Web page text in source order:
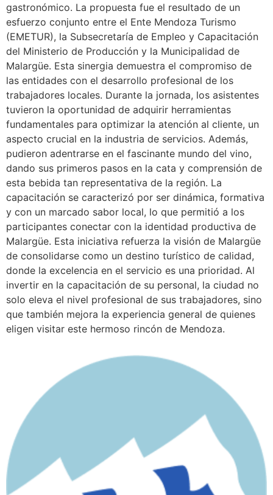
gastronómico. La propuesta fue el resultado de un
esfuerzo conjunto entre el Ente Mendoza Turismo
(EMETUR), la Subsecretaría de Empleo y Capacitación
del Ministerio de Producción y la Municipalidad de
Malargüe. Esta sinergia demuestra el compromiso de
las entidades con el desarrollo profesional de los
trabajadores locales. Durante la jornada, los asistentes
tuvieron la oportunidad de adquirir herramientas
fundamentales para optimizar la atención al cliente, un
aspecto crucial en la industria de servicios. Además,
pudieron adentrarse en el fascinante mundo del vino,
dando sus primeros pasos en la cata y comprensión de
esta bebida tan representativa de la región. La
capacitación se caracterizó por ser dinámica, formativa
y con un marcado sabor local, lo que permitió a los
participantes conectar con la identidad productiva de
Malargüe. Esta iniciativa refuerza la visión de Malargüe
de consolidarse como un destino turístico de calidad,
donde la excelencia en el servicio es una prioridad. Al
invertir en la capacitación de su personal, la ciudad no
solo eleva el nivel profesional de sus trabajadores, sino
que también mejora la experiencia general de quienes
eligen visitar este hermoso rincón de Mendoza.